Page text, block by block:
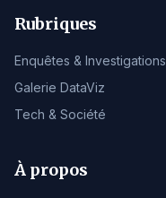
Rubriques
Enquêtes & Investigations
Galerie DataViz
Tech & Société
À propos